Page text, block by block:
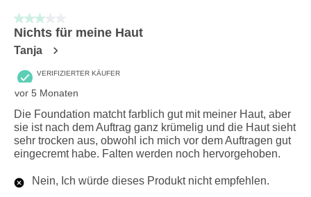
3 von 5 Sternen.
Nichts für meine Haut
Tanja
VERIFIZIERTER KÄUFER
vor 5 Monaten
Die Foundation matcht farblich gut mit meiner Haut, aber
sie ist nach dem Auftrag ganz krümelig und die Haut sieht
sehr trocken aus, obwohl ich mich vor dem Auftragen gut
eingecremt habe. Falten werden noch hervorgehoben.
Nein, Ich würde dieses Produkt nicht empfehlen.